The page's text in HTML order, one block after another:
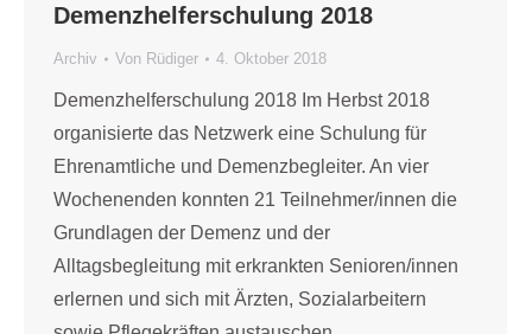
Demenzhelferschulung 2018
Archiv Von Rüdiger 4. Oktober 2018
Demenzhelferschulung 2018 Im Herbst 2018
organisierte das Netzwerk eine Schulung für
Ehrenamtliche und Demenzbegleiter. An vier
Wochenenden konnten 21 Teilnehmer/innen die
Grundlagen der Demenz und der
Alltagsbegleitung mit erkrankten Senioren/innen
erlernen und sich mit Ärzten, Sozialarbeitern